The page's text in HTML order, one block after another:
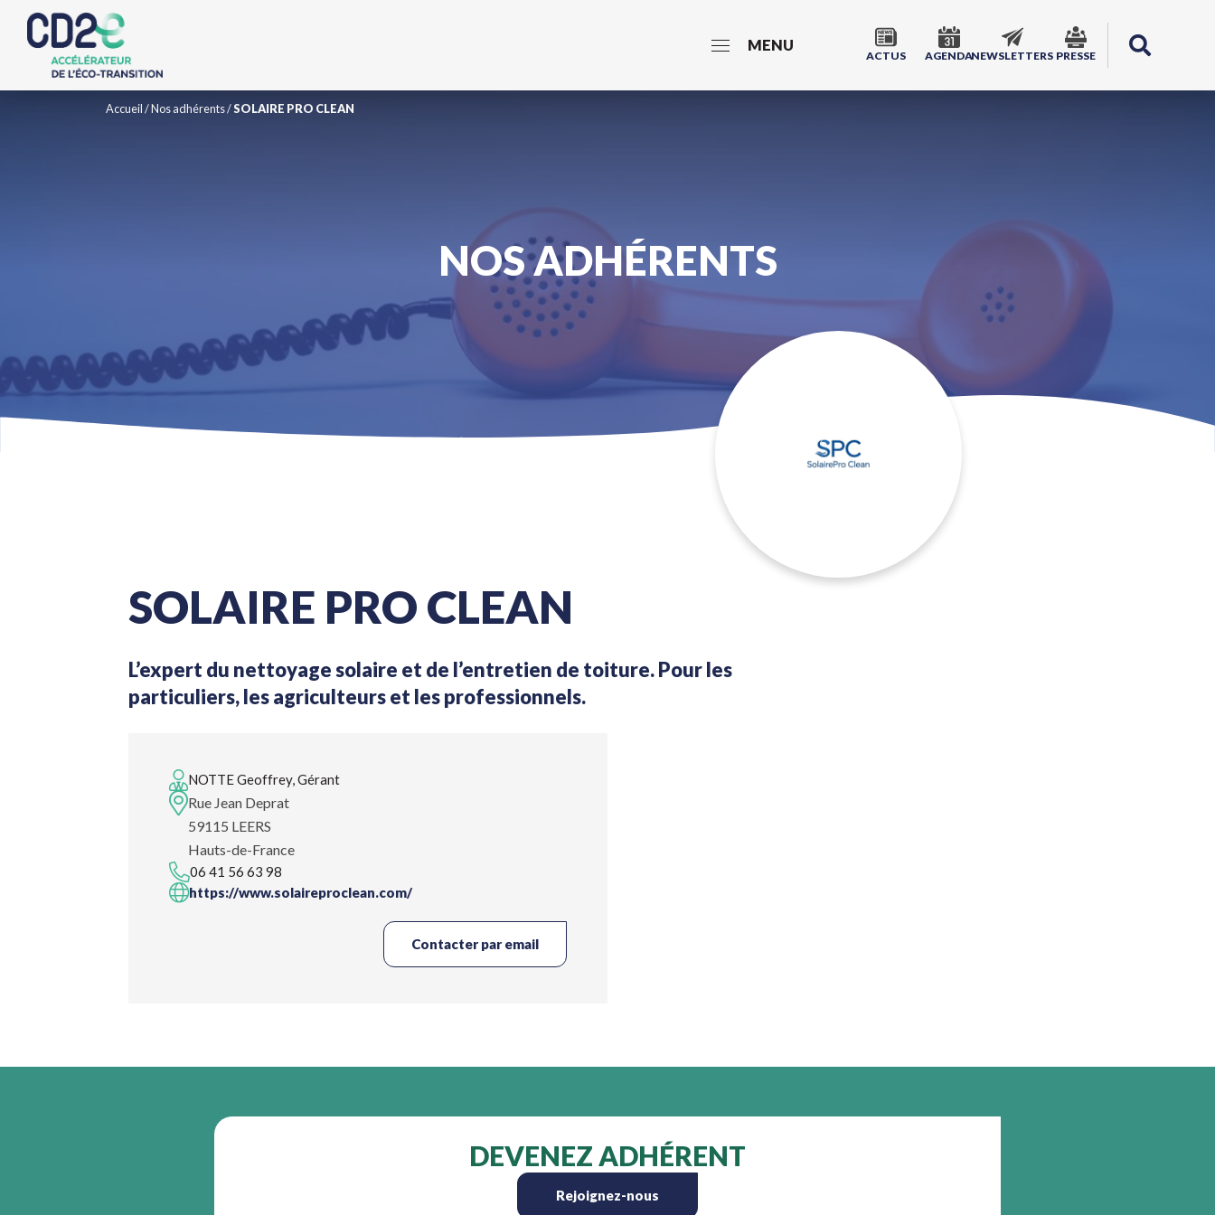
MENU
ACTUS AGENDANEWSLETTERS PRESSE
Accueil/Nos adhérents/SOLAIRE PRO CLEAN
NOS ADHÉRENTS
SOLAIRE PRO CLEAN
L’expert du nettoyage solaire et de l’entretien de toiture. Pour les
particuliers, les agriculteurs et les professionnels.
NOTTE Geoffrey, Gérant
Rue Jean Deprat
59115 LEERS
Hauts-de-France
06 41 56 63 98
https://www.solaireproclean.com/
Contacter par email
DEVENEZ ADHÉRENT
Rejoignez-nous